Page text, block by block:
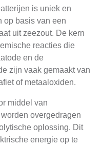
is uniek en
op basis van een
uit zeezout. De kern
reacties die
en de
zijn vaak gemaakt van
of metaaloxiden.
middel van
overgedragen
oplossing. Dit
energie op te